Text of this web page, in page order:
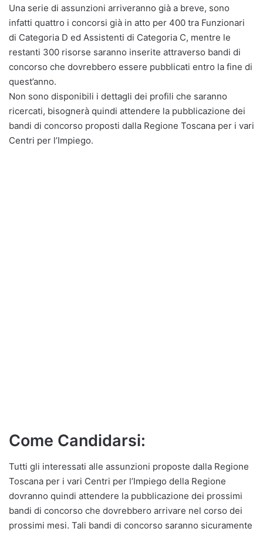
Una serie di assunzioni arriveranno già a breve, sono
infatti quattro i concorsi già in atto per 400 tra Funzionari
di Categoria D ed Assistenti di Categoria C, mentre le
restanti 300 risorse saranno inserite attraverso bandi di
concorso che dovrebbero essere pubblicati entro la fine di
quest’anno.
Non sono disponibili i dettagli dei profili che saranno
ricercati, bisognerà quindi attendere la pubblicazione dei
bandi di concorso proposti dalla Regione Toscana per i vari
Centri per l’Impiego.
Come Candidarsi:
Tutti gli interessati alle assunzioni proposte dalla Regione
Toscana per i vari Centri per l’Impiego della Regione
dovranno quindi attendere la pubblicazione dei prossimi
bandi di concorso che dovrebbero arrivare nel corso dei
prossimi mesi. Tali bandi di concorso saranno sicuramente